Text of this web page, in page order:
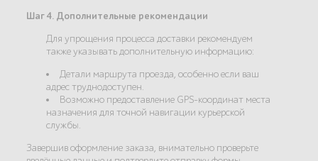
Шаг 4. Дополнительные рекомендации
Для упрощения процесса доставки рекомендуем
также указывать дополнительную информацию:
Детали маршрута проезда, особенно если ваш
адрес труднодоступен.
Возможно предоставление GPS-координат места
назначения для точной навигации курьерской
службы.
Завершив оформление заказа, внимательно проверьте